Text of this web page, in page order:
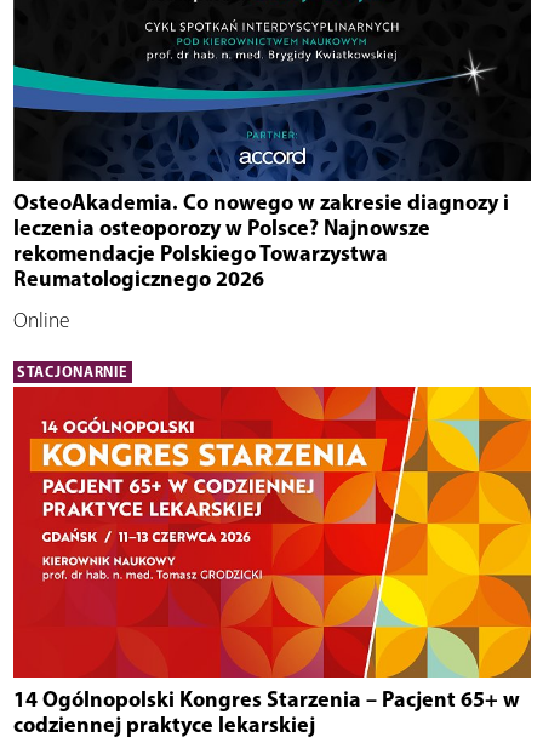
OsteoAkademia. Co nowego w zakresie diagnozy i
leczenia osteoporozy w Polsce? Najnowsze
rekomendacje Polskiego Towarzystwa
Reumatologicznego 2026
Online
STACJONARNIE
14 Ogólnopolski Kongres Starzenia – Pacjent 65+ w
codziennej praktyce lekarskiej